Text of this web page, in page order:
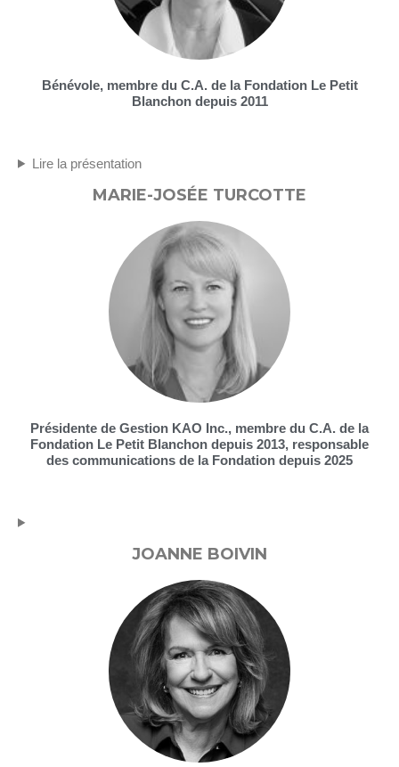
Bénévole, membre du C.A. de la Fondation Le Petit
Blanchon depuis 2011
Lire la présentation
MARIE-JOSÉE TURCOTTE
Présidente de Gestion KAO Inc., membre du C.A. de la
Fondation Le Petit Blanchon depuis 2013, responsable
des communications de la Fondation depuis 2025
JOANNE BOIVIN